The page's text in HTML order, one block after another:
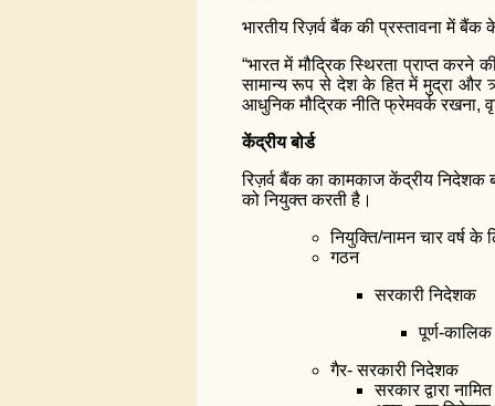
भारतीय रिज़र्व बैंक की प्रस्तावना में बैंक
“भारत में मौद्रिक स्थिरता प्राप्त करने
सामान्य रूप से देश के हित में मुद्रा और
आधुनिक मौद्रिक नीति फ्रेमवर्क रखना,
केंद्रीय बोर्ड
रिज़र्व बैंक का कामकाज केंद्रीय निदेशक
को नियुक्‍त करती है।
नियुक्ति/नामन चार वर्ष के
गठन
सरकारी निदेशक
पूर्ण-
गैर- सरकारी निदेशक
सरकार द्वारा